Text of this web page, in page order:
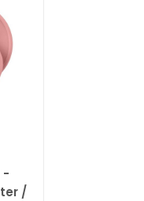
EU.
grootste zorg voor de
-
/